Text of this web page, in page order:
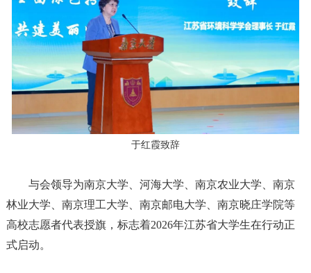
于红霞致辞
与会领导为南京大学、河海大学、南京农业大学、南京
林业大学、南京理工大学、南京邮电大学、南京晓庄学院等
高校志愿者代表授旗，标志着2026年江苏省大学生在行动正
式启动。